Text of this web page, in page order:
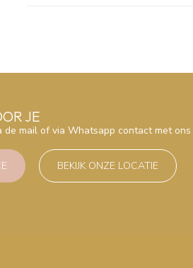
JE
de mail of via Whatsapp contact met ons
BEKIJK ONZE LOCATIE